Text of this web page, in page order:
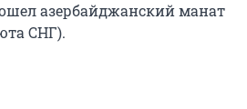
азербайджанский манат
СНГ).